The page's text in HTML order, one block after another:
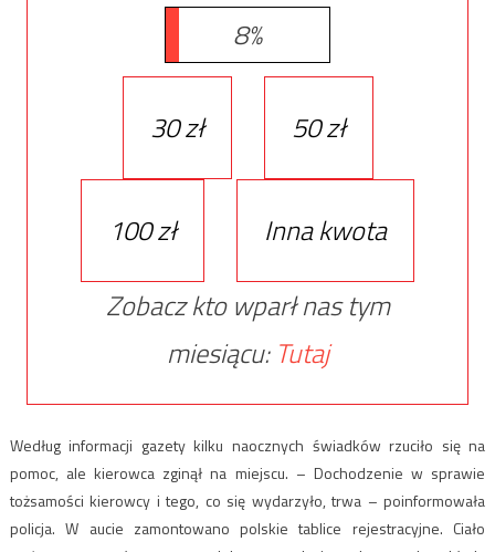
8%
30 zł 50 zł
100 zł
Inna kwota
Zobacz kto wparł nas tym
miesiącu: Tutaj
Według informacji gazety kilku naocznych świadków rzuciło się na
pomoc, ale kierowca zginął na miejscu. – Dochodzenie w sprawie
tożsamości kierowcy i tego, co się wydarzyło, trwa – poinformowała
policja. W aucie zamontowano polskie tablice rejestracyjne. Ciało